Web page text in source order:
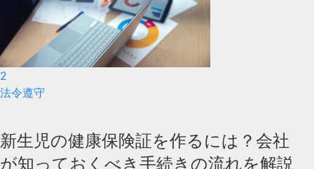
2
法令遵守
新生児の健康保険証を作るには？会社
が知っておくべき手続きの流れを解説